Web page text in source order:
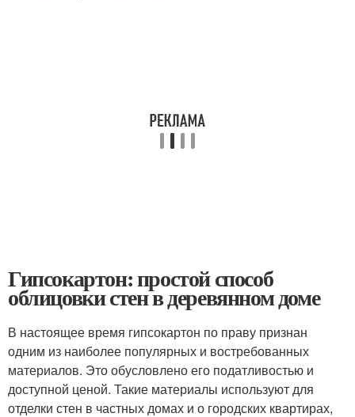
Гипсокартон: простой способ
облицовки стен в деревянном доме
В настоящее время гипсокартон по праву признан
одним из наиболее популярных и востребованных
материалов. Это обусловлено его податливостью и
доступной ценой. Такие материалы используют для
отделки стен в частных домах и о городских квартирах,